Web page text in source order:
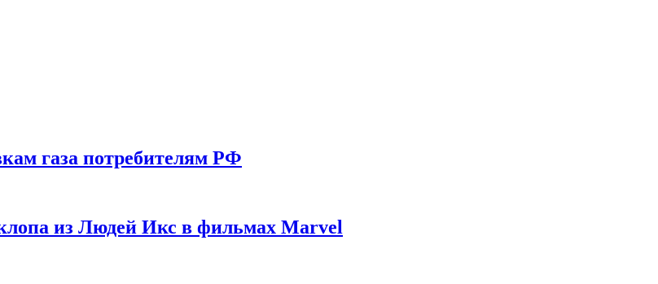
газа потребителям РФ
из Людей Икс в фильмах Marvel